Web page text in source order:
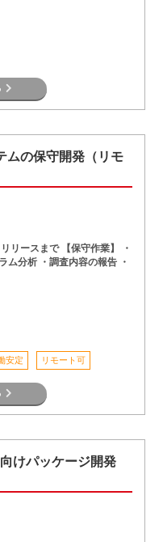
ムの保守開発（リモ
リースまで 【保守作業】 ・
ム分析 ・調査内容の報告 ・
安定 リモート可
けパッケージ開発